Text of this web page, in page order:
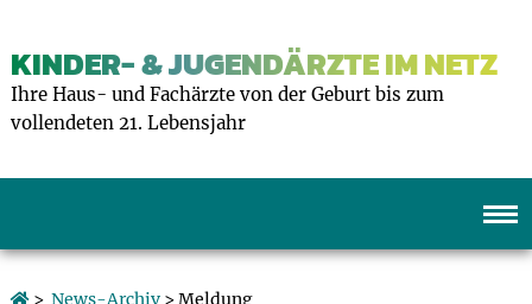
KINDER- & JUGENDÄRZTE IM NETZ
Ihre Haus- und Fachärzte von der Geburt bis zum
vollendeten 21. Lebensjahr
> News-Archiv> Meldung